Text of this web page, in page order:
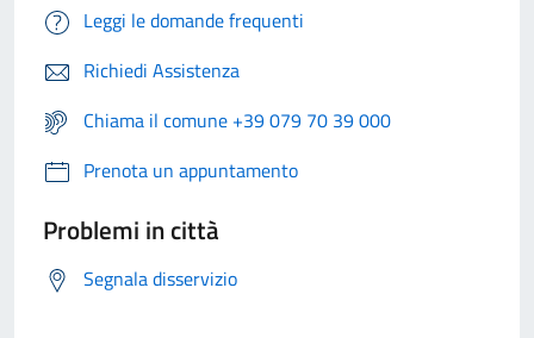
Leggi le domande frequenti
Richiedi Assistenza
Chiama il comune +39 079 70 39 000
Prenota un appuntamento
Problemi in città
Segnala disservizio